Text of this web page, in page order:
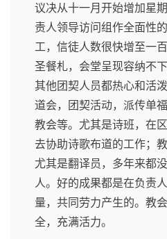
议决从十一月开始增加星
责人领导访问组作全面性
工，信徒人数很快增至一
圣餐札，会堂呈现容纳不
其他团契人员都热心和活
道会，团契活动，派传单
教会等。尤其是诗班，在
去协助诗歌布道的工作；
尤其是翻译员，多年来都
人。好的成果都是在负责
量，共同劳力产生的。教
全，充满活力。